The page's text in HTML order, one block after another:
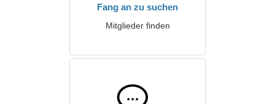
Fang an zu suchen
Mitglieder finden